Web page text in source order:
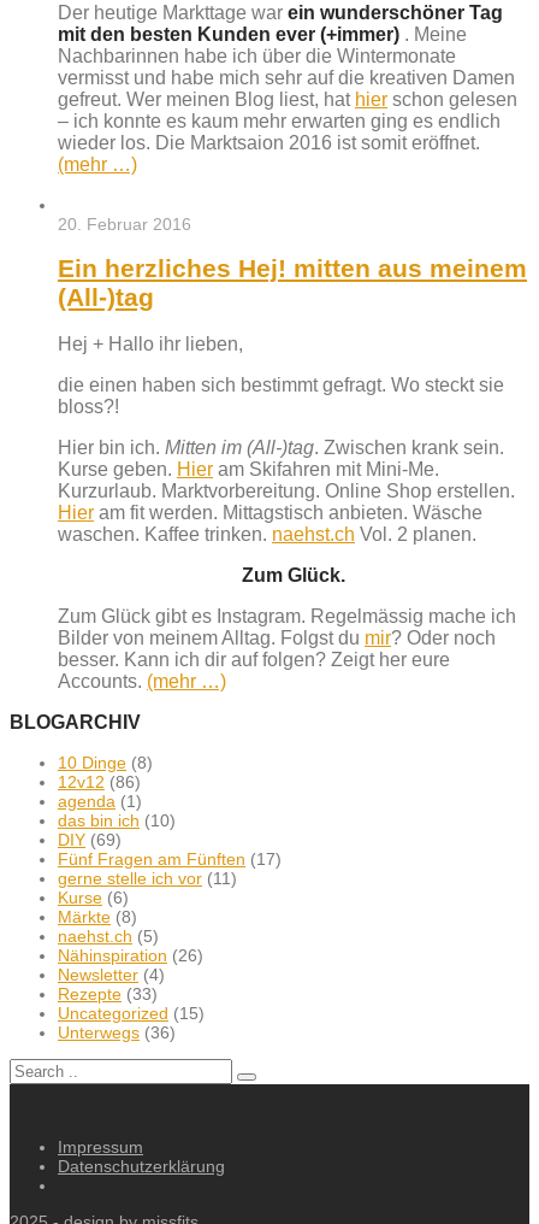
Der heutige Markttage war ein wunderschöner Tag
mit den besten Kunden ever (+immer) . Meine
Nachbarinnen habe ich über die Wintermonate
vermisst und habe mich sehr auf die kreativen Damen
gefreut. Wer meinen Blog liest, hat hier schon gelesen
– ich konnte es kaum mehr erwarten ging es endlich
wieder los. Die Marktsaion 2016 ist somit eröffnet.
(mehr …)
20. Februar 2016
Ein herzliches Hej! mitten aus meinem
(All-)tag
Hej + Hallo ihr lieben,
die einen haben sich bestimmt gefragt. Wo steckt sie
bloss?!
Hier bin ich. Mitten im (All-)tag. Zwischen krank sein.
Kurse geben. Hier am Skifahren mit Mini-Me.
Kurzurlaub. Marktvorbereitung. Online Shop erstellen.
Hier am fit werden. Mittagstisch anbieten. Wäsche
waschen. Kaffee trinken. naehst.ch Vol. 2 planen.
Zum Glück.
Zum Glück gibt es Instagram. Regelmässig mache ich
Bilder von meinem Alltag. Folgst du mir? Oder noch
besser. Kann ich dir auf folgen? Zeigt her eure
Accounts. (mehr …)
BLOGARCHIV
10 Dinge (8)
12v12 (86)
agenda (1)
das bin ich (10)
DIY (69)
Fünf Fragen am Fünften (17)
gerne stelle ich vor (11)
Kurse (6)
Märkte (8)
naehst.ch (5)
Nähinspiration (26)
Newsletter (4)
Rezepte (33)
Uncategorized (15)
Unterwegs (36)
Impressum
Datenschutzerklärung